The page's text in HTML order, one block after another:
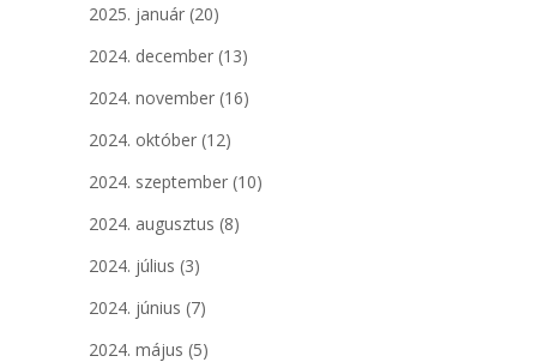
2025. január (20)
2024. december (13)
2024. november (16)
2024. október (12)
2024. szeptember (10)
2024. augusztus (8)
2024. július (3)
2024. június (7)
2024. május (5)